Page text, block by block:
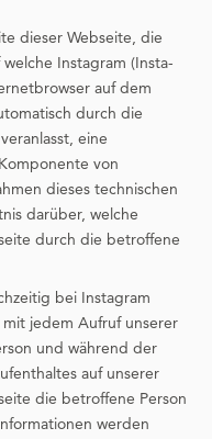
dieser Webseite, die
Instagram (Insta-
auf dem
durch die
eine
von
dieses technischen
darüber, welche
durch die betroffene
bei Instagram
jedem Aufruf unserer
und während der
auf unserer
die betroffene Person
werden